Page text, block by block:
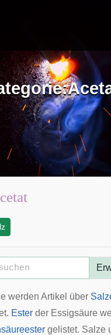
:
werden Artikel über
Ester der Essigsäure
gelistet. Salze